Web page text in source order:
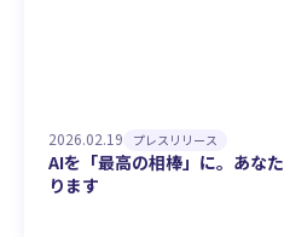
2026.02.19 プレスリリース
AIを「最高の相棒」に。あな
ります